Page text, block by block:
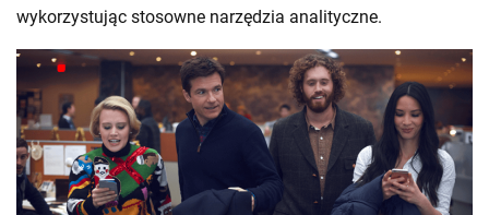
wykorzystując stosowne narzędzia analityczne.